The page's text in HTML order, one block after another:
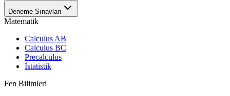
Deneme Sınavları
Matematik
Calculus AB
Calculus BC
Precalculus
İstatistik
Fen Bilimleri